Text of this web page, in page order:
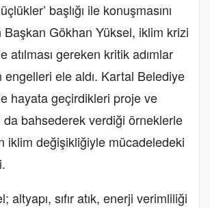
başlığı ile konuşmasını
Gökhan Yüksel, iklim krizi
atılması gereken kritik adımlar
engelleri ele aldı. Kartal Belediye
hayata geçirdikleri proje ve
da bahsederek verdiği örneklerle
iklim değişikliğiyle mücadeledeki
altyapı, sıfır atık, enerji verimliliği